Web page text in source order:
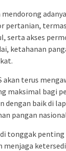
pertanian,
serta akses
ketahanan
akan terus
maksimal bagi
baik di
pangan
tonggak